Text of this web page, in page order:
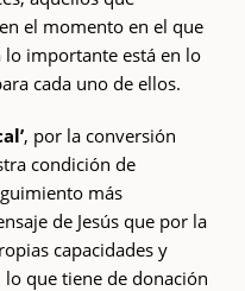
el momento en el que
lo importante está en lo
cada uno de ellos.
, por la conversión
condición de
más
de Jesús que por la
capacidades y
lo que tiene de donación